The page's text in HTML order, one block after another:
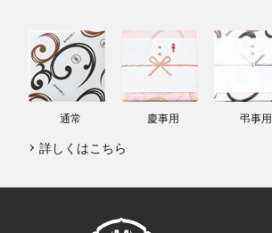
通常 慶事用 弔事用
詳しくはこちら